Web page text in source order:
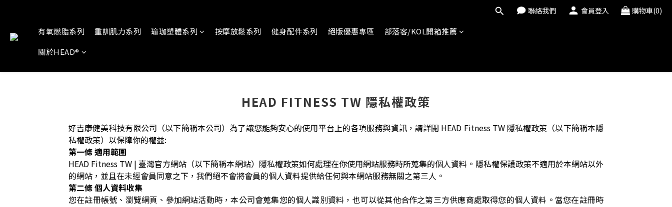
聯絡我們 會員登入 購物車(0)
有氧燃脂系列 重訓肌力系列 瑜珈塑體系列 按摩放鬆系列 健身配件系列 絕版優惠專區
部落客/KOL開箱推薦
關於HEAD®
HEAD FITNESS TW 隱私權政策
好吉康健美科技有限公司（以下簡稱本公司）為了讓您能夠安心的使用平台上的各項服務與資訊，請詳閱 HEAD Fitness TW 隱私權政策（以下簡稱本隱
私權政策）以保障你的權益:
第一條 適用範圍
HEAD Fitness TW | 臺灣官方網站（以下簡稱本網站）隱私權政策如何處理在你使用網站服務時所蒐集的個人資料。隱私權保護政策不適用於本網站以外
的網站，並且在未經會員同意之下，我們絕不會將會員的個人資料提供給任何與本網站服務無關之第三人。
第二條 個人資料收集
您在註冊帳號、瀏覽網頁、參加網站活動時，本公司會蒐集您的個人識別資料，也可以從其他合作之第三方供應商處取得您的個人資料。當您在註冊時